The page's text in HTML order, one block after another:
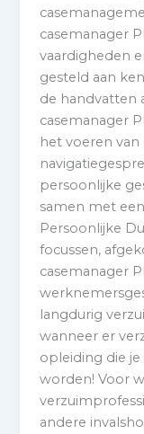
casemanager
vaardigheden
gesteld aan
de handvatten
casemanager
het voeren
persoonlijke
samen met
Persoonlijke
focussen,
casemanager
langdurig
wanneer er
opleiding die
worden! Voor
andere